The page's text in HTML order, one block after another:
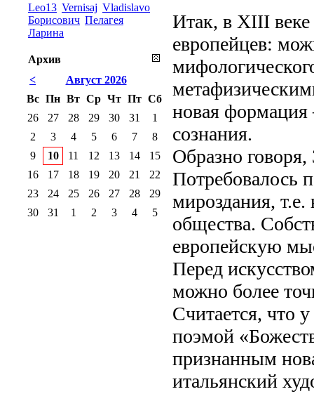
Итак, в XIII
европейцев:
новая формация
сознания.
Образно говоря,
Потребовалось
мироздания,
общества.
европейскую
Перед
можно более
Считается, что
поэмой
признанным
итальянский
Leo13 Vernisaj Vladislavo
Борисович Пелагея
Ларина
Архив
<
Август 2026
Вс Пн Вт Ср Чт Пт Сб
26
27 28 29 30 31
1
2
3 4 5 6 7
8
9
10 11 12 13 14
15
16
17 18 19 20 21
22
23
24 25 26 27 28
29
30
31 1 2 3 4 5